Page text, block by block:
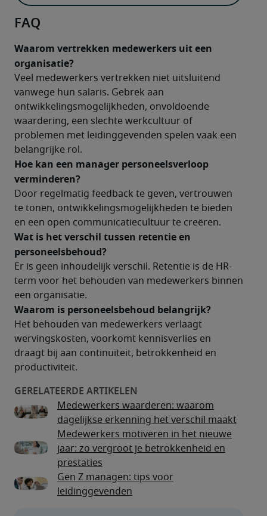
FAQ
Waarom vertrekken medewerkers uit een
organisatie?
Veel medewerkers vertrekken niet uitsluitend
vanwege hun salaris. Gebrek aan
ontwikkelingsmogelijkheden, onvoldoende
waardering, een slechte werkcultuur of
problemen met leidinggevenden spelen vaak een
belangrijke rol.
Hoe kan een manager personeelsverloop
verminderen?
Door regelmatig feedback te geven, vertrouwen
te tonen, ontwikkelingsmogelijkheden te bieden
en een open communicatiecultuur te creëren.
Wat is het verschil tussen retentie en
personeelsbehoud?
Er is geen inhoudelijk verschil. Retentie is de HR-
term voor het behouden van medewerkers binnen
een organisatie.
Waarom is personeelsbehoud belangrijk?
Het behouden van medewerkers verlaagt
wervingskosten, voorkomt kennisverlies en
draagt bij aan continuïteit, betrokkenheid en
productiviteit.
Medewerkers waarderen: waarom
dagelijkse erkenning het verschil maakt
Medewerkers motiveren in het nieuwe
jaar: zo vergroot je betrokkenheid en
prestaties
Gen Z managen: tips voor
leidinggevenden